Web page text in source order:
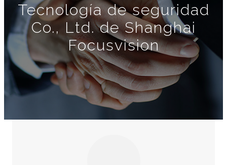
Tecnología de seguridad
Co., Ltd. de Shanghai
Focusvision